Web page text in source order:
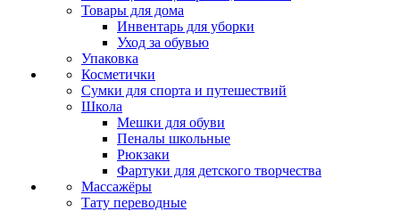
Товары для дома
Инвентарь для уборки
Уход за обувью
Упаковка
Косметички
Сумки для спорта и путешествий
Школа
Мешки для обуви
Пеналы школьные
Рюкзаки
Фартуки для детского творчества
Массажёры
Тату переводные